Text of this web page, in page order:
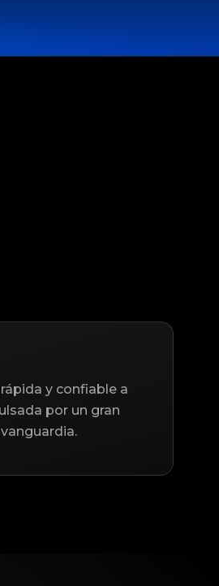
y confiable a
por un gran